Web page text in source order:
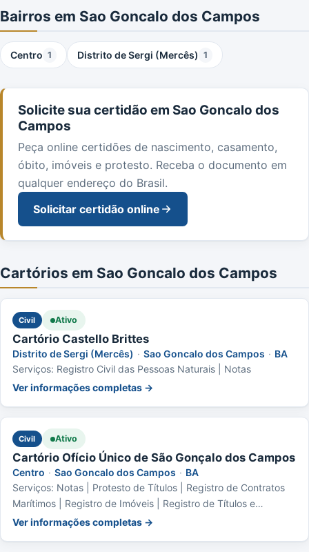
Bairros em Sao Goncalo dos Campos
Centro 1 Distrito de Sergi (Mercês) 1
Solicite sua certidão em Sao Goncalo dos
Campos
Peça online certidões de nascimento, casamento,
óbito, imóveis e protesto. Receba o documento em
qualquer endereço do Brasil.
Solicitar certidão online
Cartórios em Sao Goncalo dos Campos
Civil Ativo
Cartório Castello Brittes
Distrito de Sergi (Mercês) · Sao Goncalo dos Campos · BA
Serviços: Registro Civil das Pessoas Naturais | Notas
Ver informações completas →
Civil Ativo
Cartório Ofício Único de São Gonçalo dos Campos
Centro · Sao Goncalo dos Campos · BA
Serviços: Notas | Protesto de Títulos | Registro de Contratos
Marítimos | Registro de Imóveis | Registro de Títulos e
Documentos | Registro Civil das Pessoas Jurídicas | Registro
Ver informações completas →